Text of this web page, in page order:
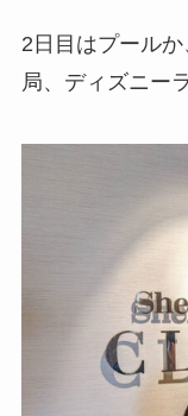
2日目はプール
局、ディズニー